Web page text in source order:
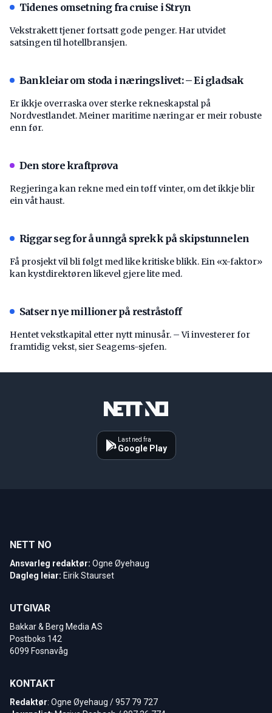
Tidenes omsetning fra cruise i Stryn
Vekstrakett tjener fortsatt gode penger. Har utvidet
satsingen til hotellbransjen.
Bankleiar om stoda i næringslivet: – Ei gladsak
Er ikkje overraska over sterke rekneskapstal på
Nordvestlandet. Meiner maritime næringar er meir robuste
enn før.
Den store kraftprøva
Regjeringa kan rekne med ein tøff vinter, om det ikkje blir
ein våt haust.
Riggar seg for å unngå sprekk på skipstunnelen
Få prosjekt vil bli følgt med like kritiske blikk. Ein «x-faktor»
kan kystdirektøren likevel gjere lite med.
Satser nye millioner på restråstoff
Hentet vekstkapital etter nytt minusår. – Vi investerer for
framtidig vekst, sier Seagems-sjefen.
Last ned fra
Google Play
NETT NO
Ansvarleg redaktør: Ogne Øyehaug
Dagleg leiar: Eirik Staurset
UTGIVAR
Bakkar & Berg Media AS
Postboks 142
6099 Fosnavåg
KONTAKT
Redaktør: Ogne Øyehaug / 957 79 727